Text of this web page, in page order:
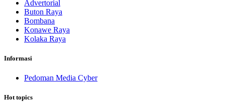
Advertorial
Buton Raya
Bombana
Konawe Raya
Kolaka Raya
Informasi
Pedoman Media Cyber
Hot topics